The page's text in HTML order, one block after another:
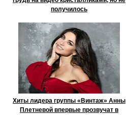
получилось
Хиты лидера группы «Винтаж» Анны
Плетневой впервые прозвучат в